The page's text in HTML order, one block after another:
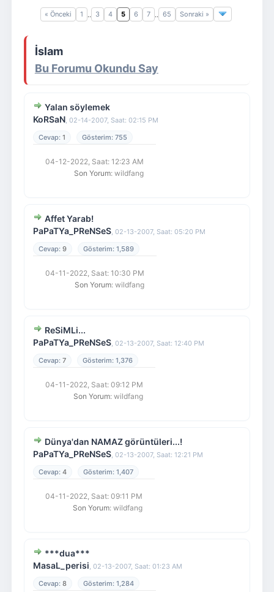
« Önceki 1 .. 3 4 5 6 7 .. 65 Sonraki »
Bu Forumu Okundu Say
İslam
Yalan söylemek
KoRSaN, 02-14-2007, Saat: 02:15 PM
1
755
04-12-2022, Saat: 12:23 AM
Son Yorum: wildfang
Affet Yarab!
PaPaTYa_PReNSeS, 02-13-2007, Saat: 05:20 PM
9
1,589
04-11-2022, Saat: 10:30 PM
Son Yorum: wildfang
ReSiMLi...
PaPaTYa_PReNSeS, 02-13-2007, Saat: 12:40 PM
7
1,376
04-11-2022, Saat: 09:12 PM
Son Yorum: wildfang
Dünya'dan NAMAZ görüntüleri...!
PaPaTYa_PReNSeS, 02-13-2007, Saat: 12:21 PM
4
1,407
04-11-2022, Saat: 09:11 PM
Son Yorum: wildfang
***dua***
MasaL_perisi, 02-13-2007, Saat: 01:23 AM
8
1,284